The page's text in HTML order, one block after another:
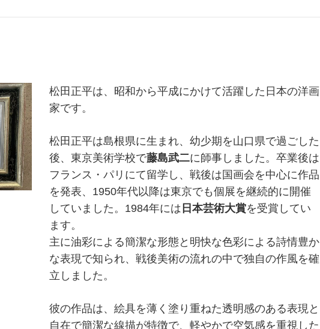
松田正平は、昭和から平成にかけて活躍した日本の洋画
家です。
松田正平は島根県に生まれ、幼少期を山口県で過ごした
後、東京美術学校で藤島武二に師事しました。卒業後は
フランス・パリにて留学し、戦後は国画会を中心に作品
を発表、1950年代以降は東京でも個展を継続的に開催
していました。1984年には 日本芸術大賞を受賞してい
ます。
主に油彩による簡潔な形態と明快な色彩による詩情豊か
な表現で知られ、戦後美術の流れの中で独自の作風を確
立しました。
彼の作品は、絵具を薄く塗り重ねた透明感のある表現と
自在で簡潔な線描が特徴で、軽やかで空気感を重視した